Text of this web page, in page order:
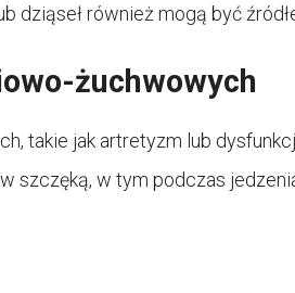
dziąseł również mogą być
żuchwowych
takie jak artretyzm lub
szczęką, w tym podczas